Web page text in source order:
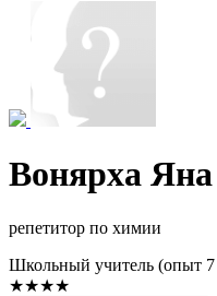
Вонярха
репетитор по химии
Школьный учитель (опыт 7
★★★★